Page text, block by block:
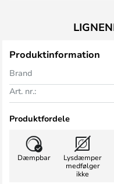
Produktinformation
Brand
Art. nr.:
Produktfordele
Dæmpbar
Lysdæmper
medfølger
ikke